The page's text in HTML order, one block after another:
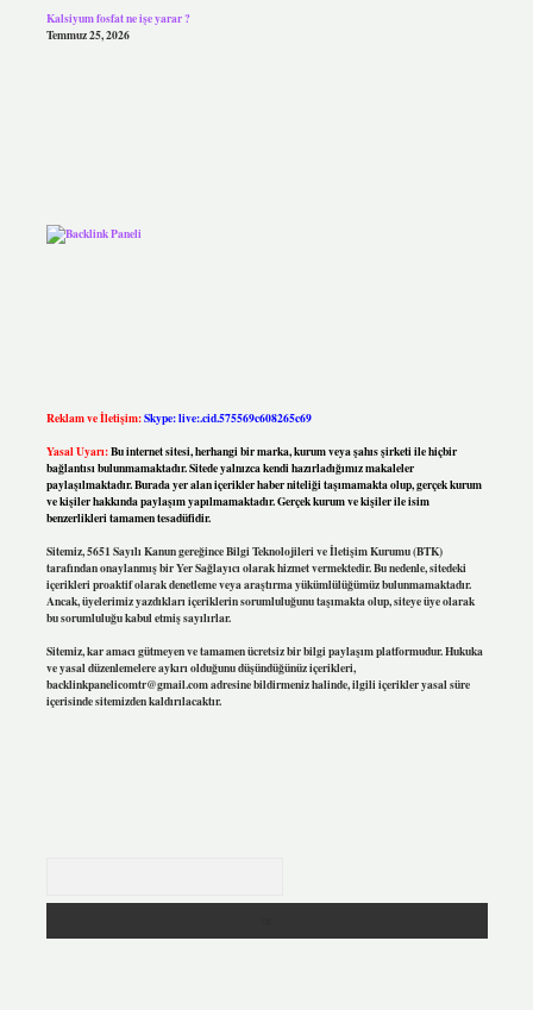
Kalsiyum fosfat ne işe yarar ?
Temmuz 25, 2026
Reklam ve İletişim:Skype: live:.cid.575569c608265c69
Yasal Uyarı:Bu internet sitesi, herhangi bir marka, kurum veya şahıs şirketi ile hiçbir
bağlantısı bulunmamaktadır. Sitede yalnızca kendi hazırladığımız makaleler
paylaşılmaktadır. Burada yer alan içerikler haber niteliği taşımamakta olup, gerçek kurum
ve kişiler hakkında paylaşım yapılmamaktadır. Gerçek kurum ve kişiler ile isim
benzerlikleri tamamen tesadüfidir.
Sitemiz, 5651 Sayılı Kanun gereğince Bilgi Teknolojileri ve İletişim Kurumu (BTK)
tarafından onaylanmış bir Yer Sağlayıcı olarak hizmet vermektedir. Bu nedenle, sitedeki
içerikleri proaktif olarak denetleme veya araştırma yükümlülüğümüz bulunmamaktadır.
Ancak, üyelerimiz yazdıkları içeriklerin sorumluluğunu taşımakta olup, siteye üye olarak
bu sorumluluğu kabul etmiş sayılırlar.
Sitemiz, kar amacı gütmeyen ve tamamen ücretsiz bir bilgi paylaşım platformudur. Hukuka
ve yasal düzenlemelere aykırı olduğunu düşündüğünüz içerikleri,
backlinkpanelicomtr@gmail.comadresine bildirmeniz halinde, ilgili içerikler yasal süre
içerisinde sitemizden kaldırılacaktır.